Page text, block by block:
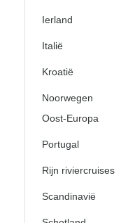
Ierland
Italië
Kroatië
Noorwegen
Oost-Europa
Portugal
Rijn riviercruises
Scandinavië